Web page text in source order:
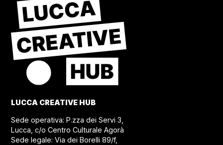
LUCCA CREATIVE HUB
Sede operativa: P.zza dei Servi 3,
Lucca, c/o Centro Culturale Agorà
Sede legale: Via dei Borelli 89/f,